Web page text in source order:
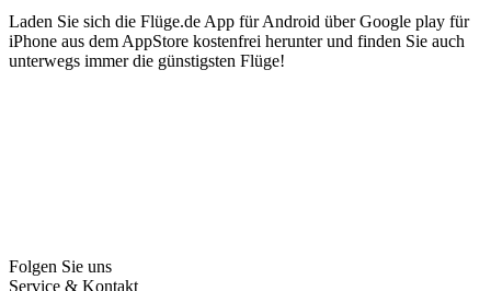
Laden Sie sich die Flüge.de App für Android über Google play für
iPhone aus dem AppStore kostenfrei herunter und finden Sie auch
unterwegs immer die günstigsten Flüge!
Folgen Sie uns
Service & Kontakt